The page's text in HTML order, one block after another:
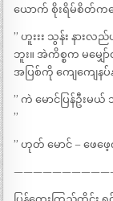
ယောက် စိုးရိမ်စိတ်ကလ
” ဟူးးး သွန်း နားလ
ဘူး။ အဲကိစ္စက မမျှော်
အပြစ်ကို ကျေကျေနပ်
” ကဲ မောင်ပြန်ဦးမ
”
” ဟုတ် မောင် – ဖေဖ